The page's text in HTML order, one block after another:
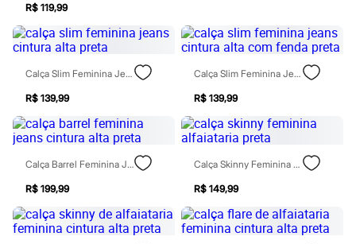
Tênis
Moda esportiva
Acessórios
Bermudas
Camisetas
Calças
Calçados
Moda íntima
Cuecas
Pijamas
Moda praia
Personagens
Plus size
Blusas e Camisetas
R$ 119,99
Calça Slim Feminina Jeans Cintura Alta Preta
R$ 139,99
Calça Slim Feminina Jeans Cintura Alta Com Fenda Preta
R$ 139,99
Calça Barrel Feminina Jeans Cintura Alta Preta
R$ 199,99
Calça Skinny Feminina Alfaiataria Preta
R$ 149,99